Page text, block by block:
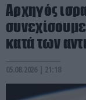
Αρχηγός
κατά των
05.08.2026 | 21:18